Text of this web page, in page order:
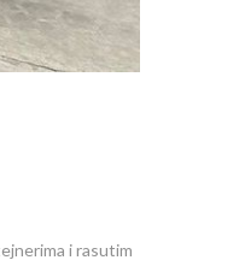
i rasutim